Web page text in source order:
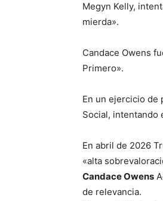
Megyn Kelly,
mierda».
Candace Owens
Primero».
En un ejercicio de
Social, intentando
En abril de 2026
«alta
Candace Owens
de relevancia.